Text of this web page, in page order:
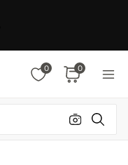
0 0